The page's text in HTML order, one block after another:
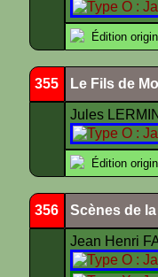
Édition
355 Le Fils de
Jules
Édition
356 Scènes de
Jean Henri